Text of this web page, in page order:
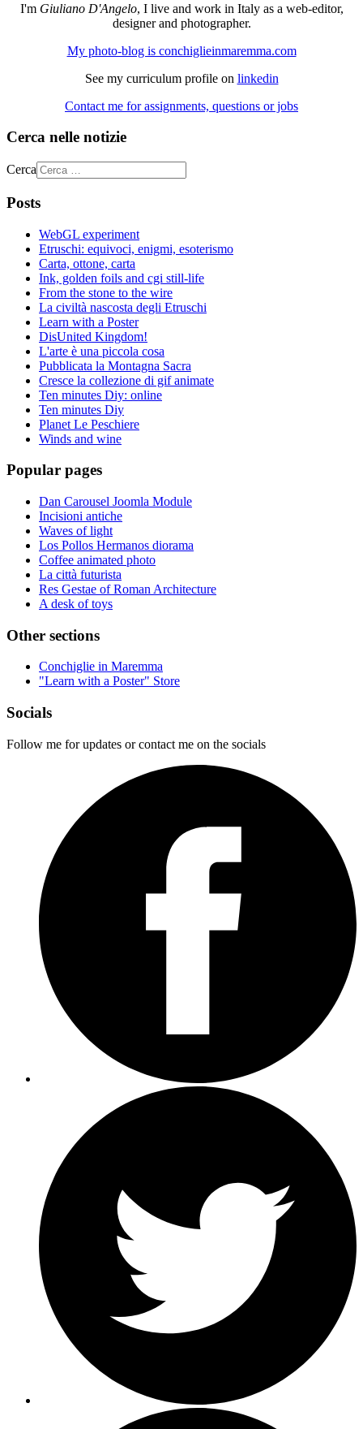
I'm Giuliano D'Angelo, I live and work in Italy as a web-editor,
designer and photographer.
My photo-blog is conchiglieinmaremma.com
See my curriculum profile on linkedin
Contact me for assignments, questions or jobs
Cerca nelle notizie
Cerca
Posts
WebGL experiment
Etruschi: equivoci, enigmi, esoterismo
Carta, ottone, carta
Ink, golden foils and cgi still-life
From the stone to the wire
La civiltà nascosta degli Etruschi
Learn with a Poster
DisUnited Kingdom!
L'arte è una piccola cosa
Pubblicata la Montagna Sacra
Cresce la collezione di gif animate
Ten minutes Diy: online
Ten minutes Diy
Planet Le Peschiere
Winds and wine
Popular pages
Dan Carousel Joomla Module
Incisioni antiche
Waves of light
Los Pollos Hermanos diorama
Coffee animated photo
La città futurista
Res Gestae of Roman Architecture
A desk of toys
Other sections
Conchiglie in Maremma
"Learn with a Poster" Store
Socials
Follow me for updates or contact me on the socials